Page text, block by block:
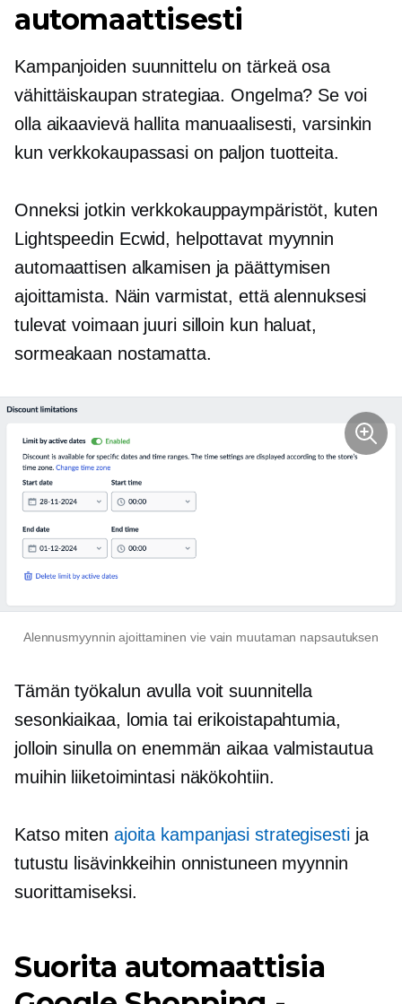
automaattisesti
Kampanjoiden suunnittelu on tärkeä osa
vähittäiskaupan strategiaa. Ongelma? Se voi
olla aikaavievähallita manuaalisesti, varsinkin
kun verkkokaupassasi on paljon tuotteita.
Onneksi jotkin verkkokauppaympäristöt, kuten
Lightspeedin Ecwid, helpottavat myynnin
automaattisen alkamisen ja päättymisen
ajoittamista. Näin varmistat, että alennuksesi
tulevat voimaan juuri silloin kun haluat,
sormeakaan nostamatta.
Alennusmyynnin ajoittaminen vie vain muutaman napsautuksen
Tämän työkalun avulla voit suunnitella
sesonkiaikaa, lomia tai erikoistapahtumia,
jolloin sinulla on enemmän aikaa valmistautua
muihin liiketoimintasi näkökohtiin.
Katso miten ajoita kampanjasi strategisestija
tutustu lisävinkkeihin onnistuneen myynnin
suorittamiseksi.
Suorita automaattisia